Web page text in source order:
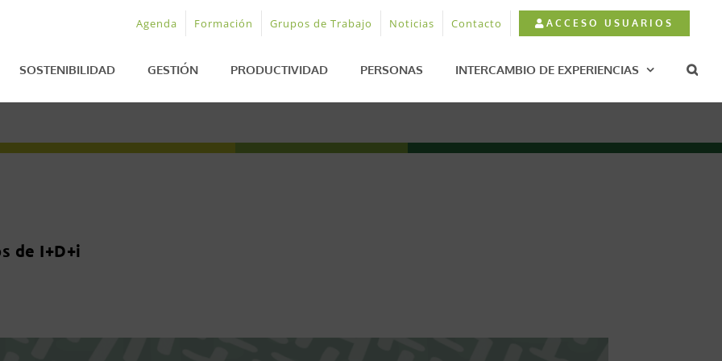
Agenda Formación Grupos de Trabajo Noticias Contacto ACCESO USUARIOS
SOSTENIBILIDAD GESTIÓN PRODUCTIVIDAD PERSONAS INTERCAMBIO DE EXPERIENCIAS
de I+D+i